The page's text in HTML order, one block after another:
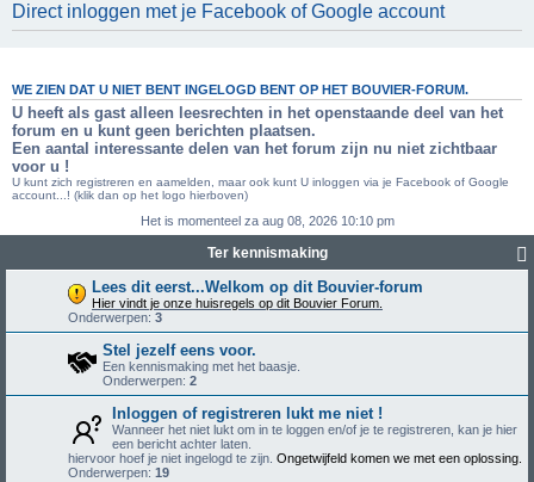
Direct inloggen met je Facebook of Google account
WE ZIEN DAT U NIET BENT INGELOGD BENT OP HET BOUVIER-FORUM.
U heeft als gast alleen leesrechten in het openstaande deel van het
forum en u kunt geen berichten plaatsen.
Een aantal interessante delen van het forum zijn nu niet zichtbaar
voor u !
U kunt zich registreren en aamelden, maar ook kunt U inloggen via je Facebook of Google
account...! (klik dan op het logo hierboven)
Het is momenteel za aug 08, 2026 10:10 pm
Ter kennismaking
Lees dit eerst...Welkom op dit Bouvier-forum
Hier vindt je onze huisregels op dit Bouvier Forum.
Onderwerpen: 3
Stel jezelf eens voor.
Een kennismaking met het baasje.
Onderwerpen: 2
Inloggen of registreren lukt me niet !
Wanneer het niet lukt om in te loggen en/of je te registreren, kan je hier
een bericht achter laten.
hiervoor hoef je niet ingelogd te zijn. Ongetwijfeld komen we met een oplossing.
Onderwerpen: 19